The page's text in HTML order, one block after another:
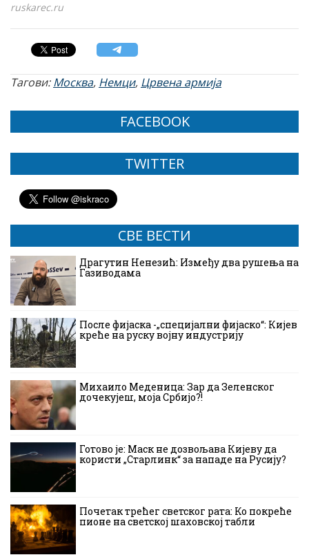
ruskarec.ru
Тагови:Москва, Немци, Црвена армија
FACEBOOK
TWITTER
СВЕ ВЕСТИ
Драгутин Ненезић: Између два рушења на
Газиводама
После фијаска -„специјални фијаско“: Кијев
креће на руску војну индустрију
Михаило Меденица: Зар да Зеленског
дочекујеш, моја Србијо?!
Готово је: Маск не дозвољава Кијеву да
користи „Старлинк“ за нападе на Русију?
Почетак трећег светског рата: Ко покреће
пионе на светској шаховској табли